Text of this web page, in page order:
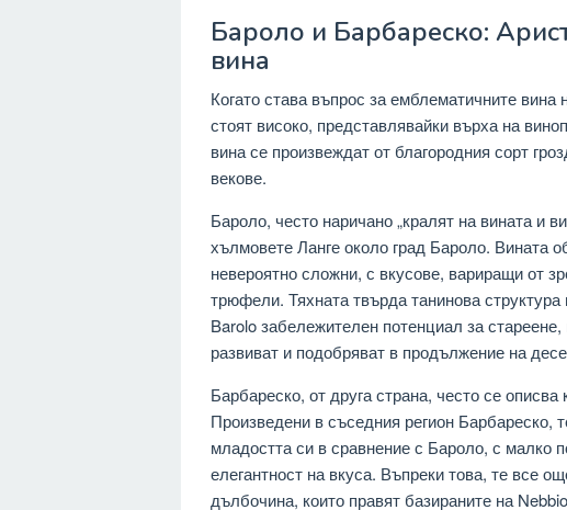
Бароло и Барбареско:
вина
Когато става въпрос за емблематичните
стоят високо, представлявайки върха на
вина се произвеждат от благородния сорт
векове.
Бароло, често наричано „кралят на вината и
хълмовете Ланге около град Бароло. Вината
невероятно сложни, с вкусове, вариращи от
трюфели. Тяхната твърда танинова
Barolo забележителен потенциал за
развиват и подобряват в продължение на
Барбареско, от друга страна, често се описва
Произведени в съседния регион Барбареско,
младостта си в сравнение с Бароло, с малко
елегантност на вкуса. Въпреки това, те все
дълбочина, които правят базираните на